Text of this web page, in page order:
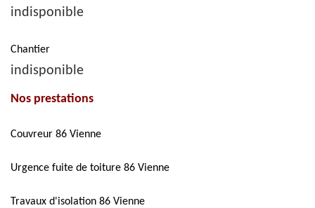
indisponible
Chantier
indisponible
Nos prestations
Couvreur 86 Vienne
Urgence fuite de toiture 86 Vienne
Travaux d'isolation 86 Vienne